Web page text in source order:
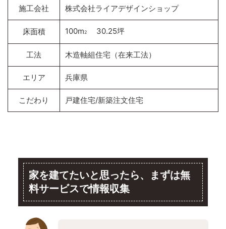
施工会社 株式会社ライアデザインショップ
床面積 100m2 30.25坪
工法 木造軸組住宅（在来工法）
エリア 兵庫県
こだわり 戸建住宅/新築注文住宅
家を建てたいと思ったら、まずは無
料サービスで情報収集